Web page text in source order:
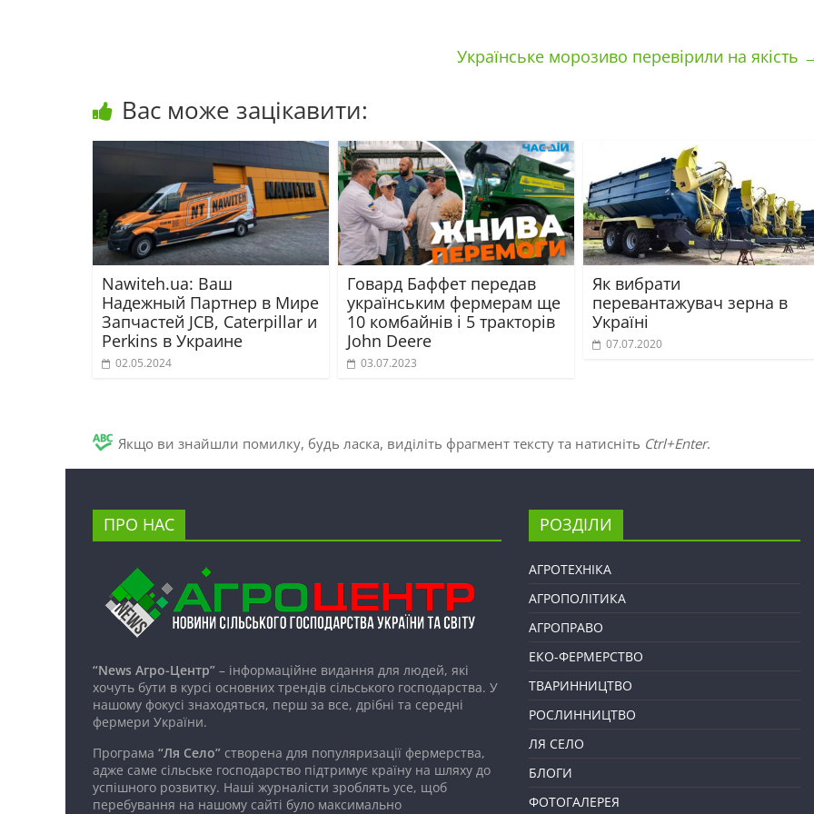
Українське морозиво перевірили на якість
Вас може зацікавити:
Nawiteh.ua: Ваш
Надежный Партнер в Мире
Запчастей JCB, Caterpillar и
Perkins в Украине
02.05.2024
Говард Баффет передав
українським фермерам ще
10 комбайнів і 5 тракторів
John Deere
03.07.2023
Як вибрати
перевантажувач зерна в
Україні
07.07.2020
Якщо ви знайшли помилку, будь ласка, виділіть фрагмент тексту та натисніть Ctrl+Enter.
ПРО НАС
“News Агро-Центр” – інформаційне видання для людей, які
хочуть бути в курсі основних трендів сільського господарства. У
нашому фокусі знаходяться, перш за все, дрібні та середні
фермери України.
Програма “Ля Село” створена для популяризації фермерства,
адже саме сільське господарство підтримує країну на шляху до
успішного розвитку. Наші журналісти зроблять усе, щоб
перебування на нашому сайті було максимально
РОЗДІЛИ
АГРОТЕХНІКА
АГРОПОЛІТИКА
АГРОПРАВО
ЕКО-ФЕРМЕРСТВО
ТВАРИННИЦТВО
РОСЛИННИЦТВО
ЛЯ СЕЛО
БЛОГИ
ФОТОГАЛЕРЕЯ